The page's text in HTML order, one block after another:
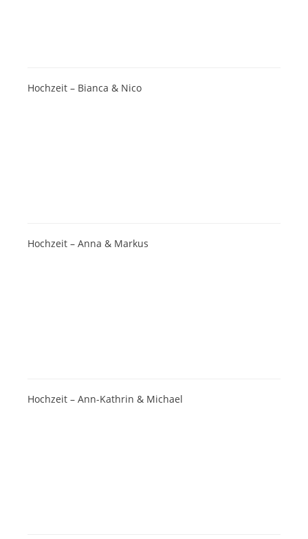
Hochzeit – Bianca & Nico
Hochzeit – Anna & Markus
Hochzeit – Ann-Kathrin & Michael